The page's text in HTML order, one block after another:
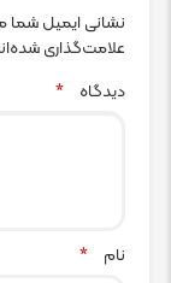
نشانی ایمیل
علامت‌گذاری
دیدگاه
*
نام *